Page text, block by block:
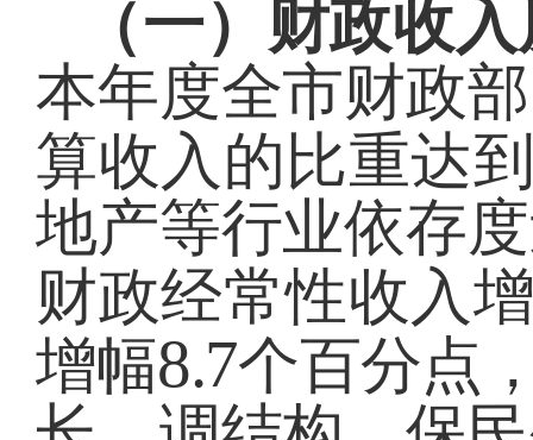
（一）财政收
本年度全市财政
算收入的比重达
地产等行业依存
财政经常性收入
增幅8.7个百分点